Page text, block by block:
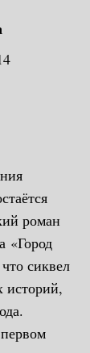
роман
«Город
сиквел
историй,